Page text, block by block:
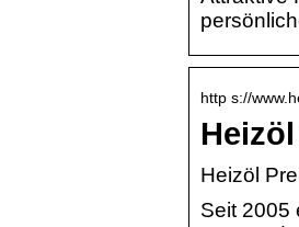
http s://
Heizöl
Seit 2005